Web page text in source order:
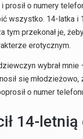
prosił o numery
wszystko. 14-latka i
przekonał je,
erotycznym.
wybrał mnie
się
o numer
14-